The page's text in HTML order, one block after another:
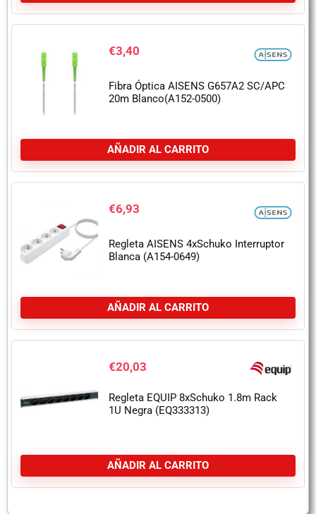
€3,40
Fibra Óptica AISENS G657A2 SC/APC
20m Blanco(A152-0500)
AÑADIR AL CARRITO
€6,93
Regleta AISENS 4xSchuko Interruptor
Blanca (A154-0649)
AÑADIR AL CARRITO
€20,03
Regleta EQUIP 8xSchuko 1.8m Rack
1U Negra (EQ333313)
AÑADIR AL CARRITO